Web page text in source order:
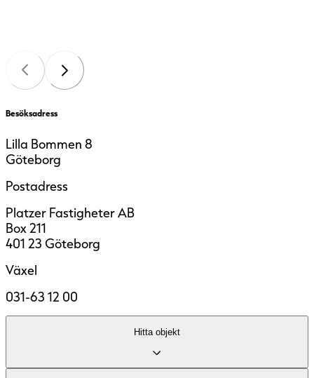
Besöksadress
Lilla Bommen 8
Göteborg
Postadress
Platzer Fastigheter AB
Box 211
401 23 Göteborg
Växel
031-63 12 00
Hitta objekt